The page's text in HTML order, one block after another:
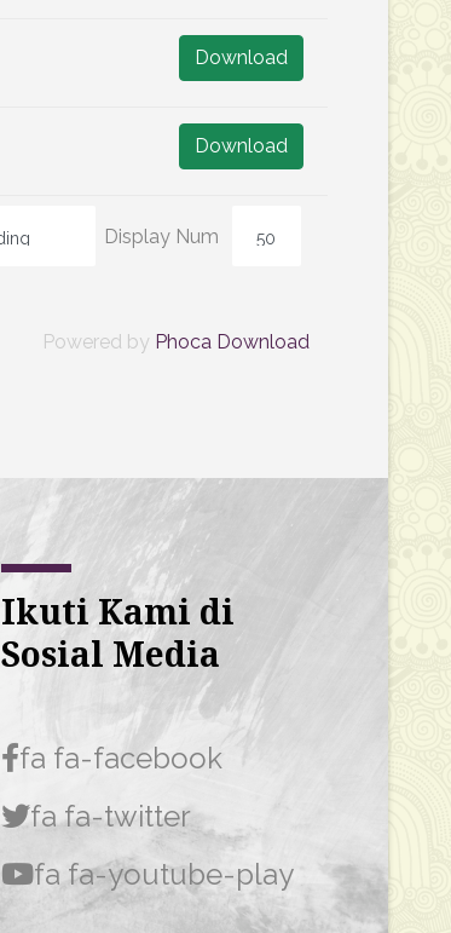
Download
Download
Display Num
Powered by Phoca Download
Ikuti Kami di
Sosial Media
fa fa-facebook
fa fa-twitter
fa fa-youtube-play